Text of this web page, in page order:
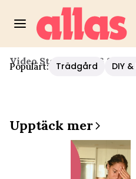
Populärt: Trädgård DIY
Video Start / Nöje / 6
Upptäck mer